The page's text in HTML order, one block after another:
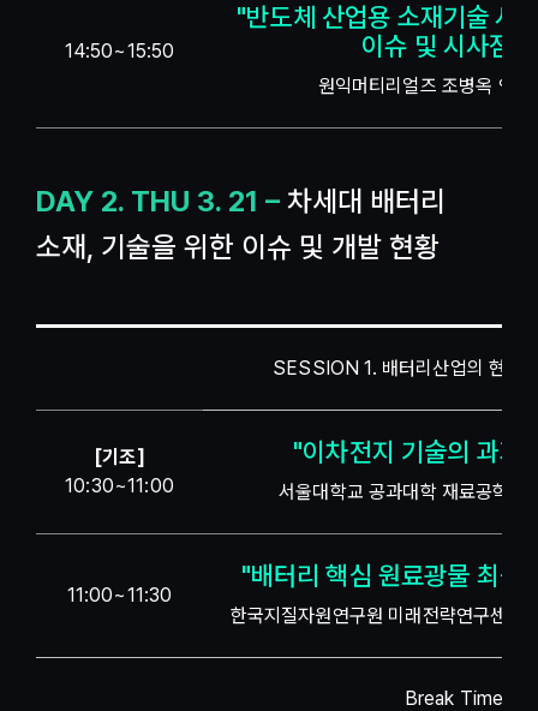
14:50~15:50
"반도체 산업용 소재기술 사
이슈 및 시사점"
원익머티리얼즈 조병옥 연구
DAY 2. THU 3. 21 – 차세대 배터리
소재, 기술을 위한 이슈 및 개발 현황
SESSION 1. 배터리산업의 현시
[기조]
10:30~11:00
"이차전지 기술의 과거
서울대학교 공과대학 재료공학부
11:00~11:30
"배터리 핵심 원료광물 최근
한국지질자원연구원 미래전략연구센터
Break Time